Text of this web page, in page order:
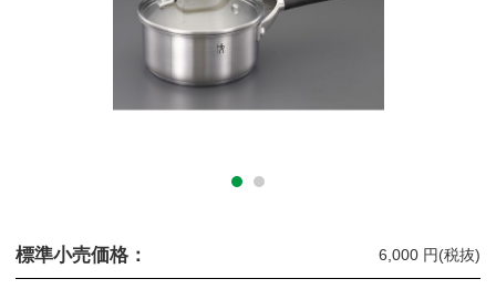
標準小売価格： 6,000 円(税抜)